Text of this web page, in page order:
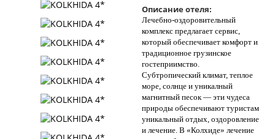
Описание отеля:
Лечебно-оздоровительный
комплекс предлагает сервис,
который обеспечивает комфорт и
традиционное грузинское
гостеприимство.
Субтропический климат, теплое
море, солнце и уникалный
магнитный песок — эти чудеса
природы обеспечивают туристам
уникальный отдых, оздоровление
и лечение. В «Колхиде» лечение